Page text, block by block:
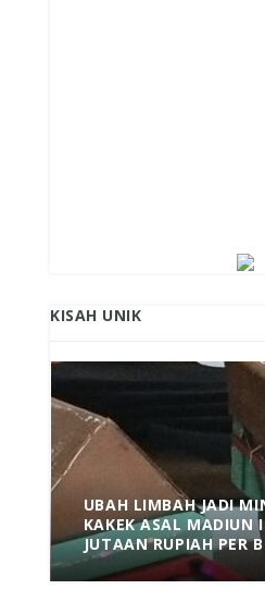
KISAH UNIK
UBAH LIMBAH JADI
KAKEK ASAL MADIUN
JUTAAN RUPIAH PER